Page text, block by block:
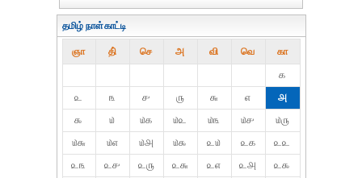
தமிழ் நாள்காட்டி
ஞா தி் செ அ வி வெ கா
௧
௨
௩ ௪ ௫ ௬ ௭
௮
௯
௰ ௰௧ ௰௨ ௰௩ ௰௪
௰௫
௰௬
௰௭ ௰௮ ௰௯ ௨௰ ௨௧
௨௨
௨௩
௨௪ ௨௫ ௨௬ ௨௭ ௨௮
௨௯